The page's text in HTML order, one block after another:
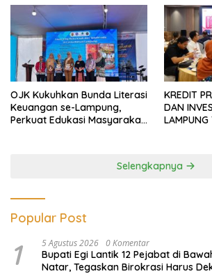
OJK Kukuhkan Bunda Literasi
Keuangan se-Lampung,
Perkuat Edukasi Masyarakat
KREDIT
DAN
LAMPUNG
Selengkapnya
Popular Post
1 5 Agustus 2026 0 Komentar
Bupati Egi Lantik 12 Pejabat di
Natar, Tegaskan Birokrasi Harus